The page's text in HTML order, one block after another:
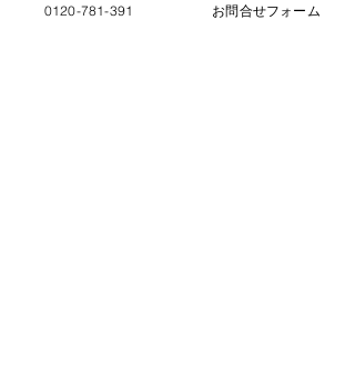
0120-781-391 お問合せフォーム